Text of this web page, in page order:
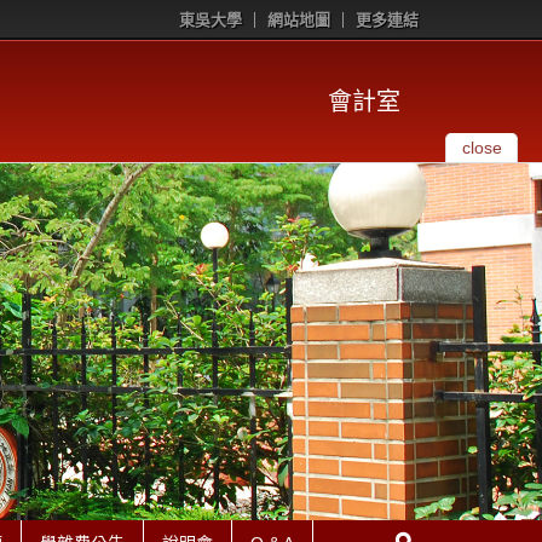
東吳大學 網站地圖 更多連結
會計室
close